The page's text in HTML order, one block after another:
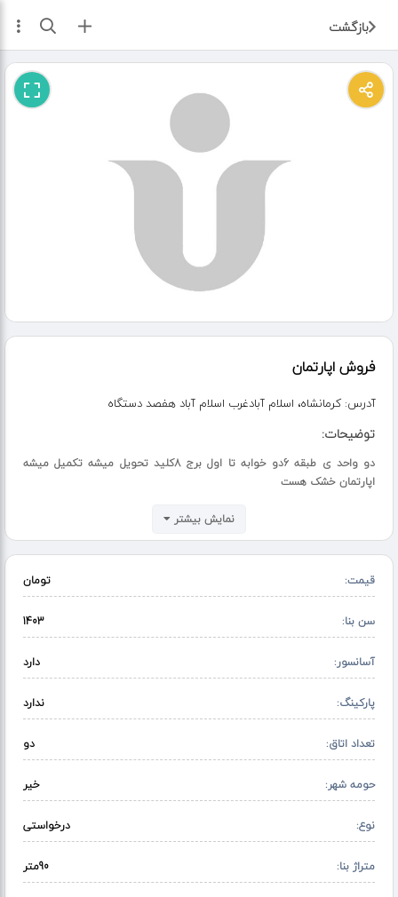
بازگشت ثبت آگهی
فروش اپارتمان
آدرس: کرمانشاه، اسلام آبادغرب اسلام آباد هفصد دستگاه
توضیحات:
دو واحد ی طبقه 6دو خوابه تا اول برج 8کلید تحویل میشه تکمیل میشه
اپارتمان خشک هست
نمایش بیشتر
قیمت: تومان
سن بنا: 1403
آسانسور: دارد
پارکینگ: ندارد
تعداد اتاق: دو
حومه شهر: خیر
نوع: درخواستی
متراژ بنا: 90متر